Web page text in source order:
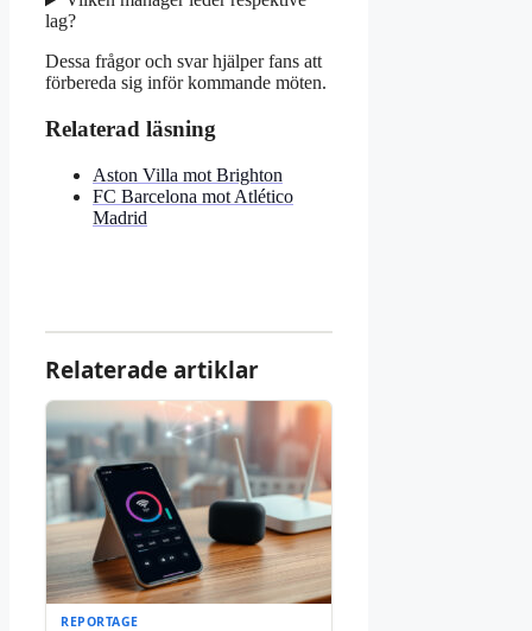
lag?
Dessa frågor och svar hjälper fans att
förbereda sig inför kommande möten.
Relaterad läsning
Aston Villa mot Brighton
FC Barcelona mot Atlético
Madrid
Relaterade artiklar
REPORTAGE